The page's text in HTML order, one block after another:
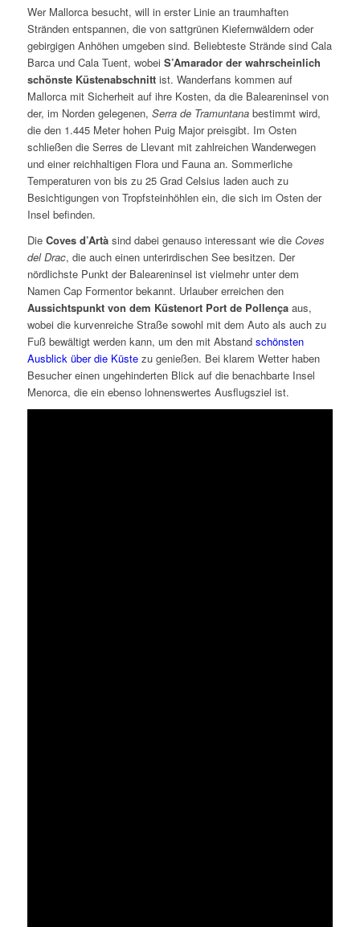
Wer Mallorca besucht, will in erster Linie an traumhaften
Stränden entspannen, die von sattgrünen Kiefernwäldern oder
gebirgigen Anhöhen umgeben sind. Beliebteste Strände sind Cala
Barca und Cala Tuent, wobei S’Amarador der wahrscheinlich
schönste Küstenabschnittist. Wanderfans kommen auf
Mallorca mit Sicherheit auf ihre Kosten, da die Baleareninsel von
der, im Norden gelegenen, Serra de Tramuntanabestimmt wird,
die den 1.445 Meter hohen Puig Major preisgibt. Im Osten
schließen die Serres de Llevant mit zahlreichen Wanderwegen
und einer reichhaltigen Flora und Fauna an. Sommerliche
Temperaturen von bis zu 25 Grad Celsius laden auch zu
Besichtigungen von Tropfsteinhöhlen ein, die sich im Osten der
Insel befinden.
Die Coves d’Artàsind dabei genauso interessant wie die Coves
del Drac, die auch einen unterirdischen See besitzen. Der
nördlichste Punkt der Baleareninsel ist vielmehr unter dem
Namen Cap Formentor bekannt. Urlauber erreichen den
Aussichtspunkt von dem Küstenort Port de Pollençaaus,
wobei die kurvenreiche Straße sowohl mit dem Auto als auch zu
Fuß bewältigt werden kann, um den mit Abstand schönsten
Ausblick über die Küstezu genießen. Bei klarem Wetter haben
Besucher einen ungehinderten Blick auf die benachbarte Insel
Menorca, die ein ebenso lohnenswertes Ausflugsziel ist.